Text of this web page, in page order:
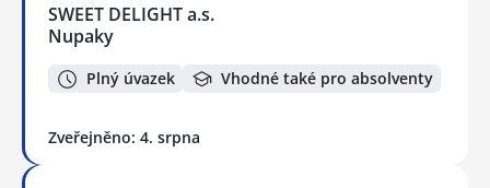
SWEET DELIGHT a.s.
Nupaky
Plný úvazek Vhodné také pro absolventy
Zveřejněno: 4. srpna